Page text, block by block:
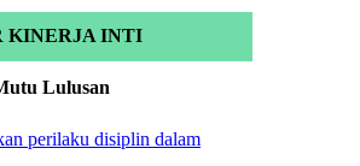
KINERJA INTI
Lulusan
perilaku disiplin dalam